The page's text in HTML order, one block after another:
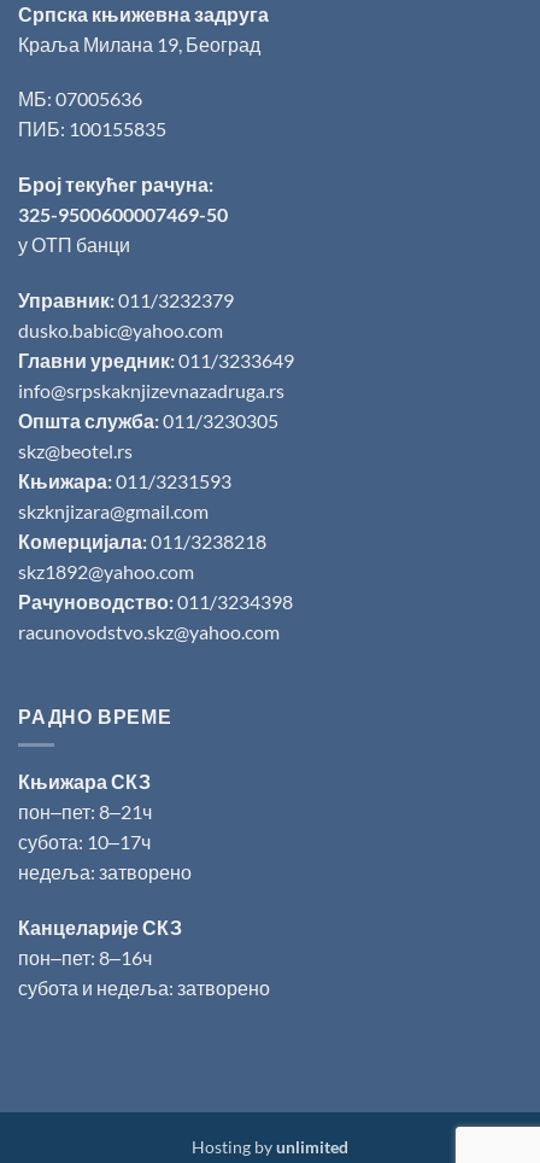
Српска књижевна задруга
Краља Милана 19, Београд
МБ: 07005636
ПИБ: 100155835
Број текућег рачуна:
325-9500600007469-50
у ОТП банци
Управник:011/3232379
dusko.babic@yahoo.com
Главни уредник:011/3233649
info@srpskaknjizevnazadruga.rs
Општа служба:011/3230305
skz@beotel.rs
Књижара:011/3231593
skzknjizara@gmail.com
Комерцијала:011/3238218
skz1892@yahoo.com
Рачуноводство:011/3234398
racunovodstvo.skz@yahoo.com
РАДНО ВРЕМЕ
Књижара СКЗ
пон‒пет: 8‒21ч
субота: 10‒17ч
недеља: затворено
Канцеларије СКЗ
пон‒пет: 8‒16ч
субота и недеља: затворено
Hosting byunlimited